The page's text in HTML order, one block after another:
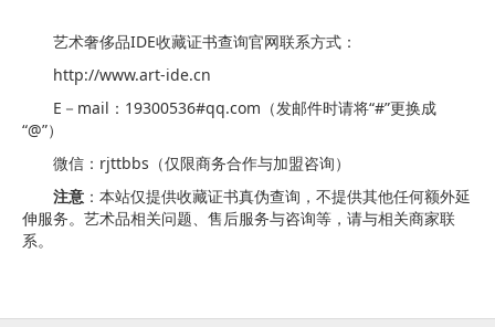
艺术奢侈品IDE收藏证书查询官网联系方式：
http://www.art-ide.cn
E－mail：19300536#qq.com（发邮件时请将“#”更换成
“@”）
微信：rjttbbs（仅限商务合作与加盟咨询）
注意 ：本站仅提供收藏证书真伪查询，不提供其他任何额外延
伸服务。艺术品相关问题、售后服务与咨询等，请与相关商家联
系。